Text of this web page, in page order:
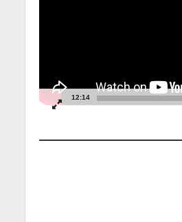
12:14